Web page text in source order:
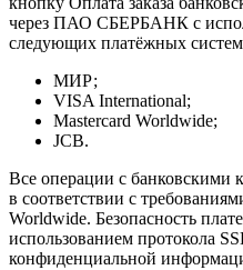
через ПАО СБЕРБАНК с
следующих платёжных
МИР;
VISA International;
Mastercard Worldwide;
JCB.
Все операции с банковскими
в соответствии с
Worldwide. Безопасность
использованием протокола
конфиденциальной